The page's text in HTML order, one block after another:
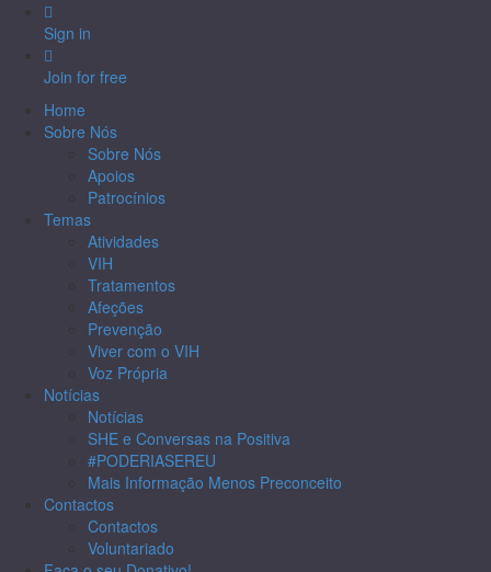
Sign in
Join for free
Home
Sobre Nós
Sobre Nós
Apoios
Patrocínios
Temas
Atividades
VIH
Tratamentos
Afeções
Prevenção
Viver com o VIH
Voz Própria
Notícias
Notícias
SHE e Conversas na Positiva
#PODERIASEREU
Mais Informação Menos Preconceito
Contactos
Contactos
Voluntariado